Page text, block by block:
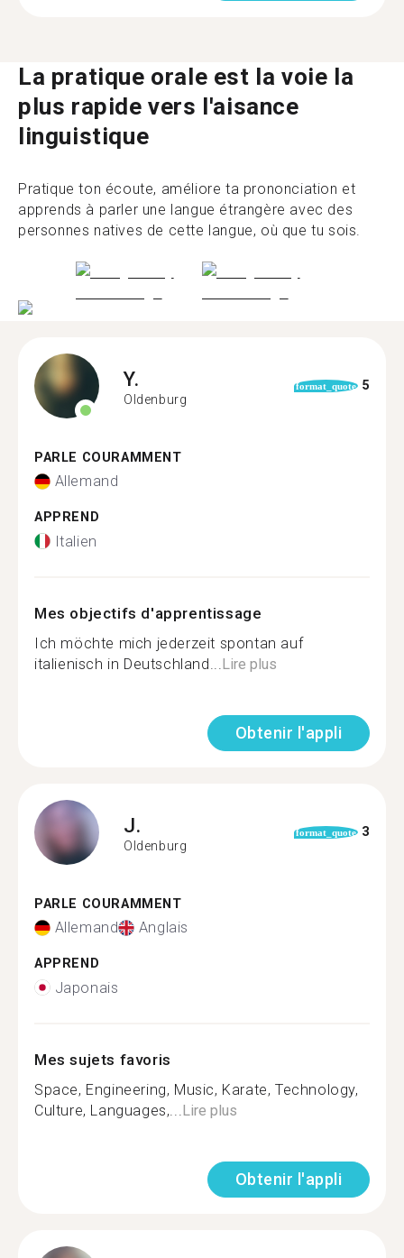
La pratique orale est la voie la
plus rapide vers l'aisance
linguistique
Pratique ton écoute, améliore ta prononciation et
apprends à parler une langue étrangère avec des
personnes natives de cette langue, où que tu sois.
Y.
Oldenburg
format_quote 5
PARLE COURAMMENT
Allemand
APPREND
Italien
Mes objectifs d'apprentissage
Ich möchte mich jederzeit spontan auf
italienisch in Deutschland... Lire plus
Obtenir l'appli
J.
Oldenburg
format_quote 3
PARLE COURAMMENT
Allemand Anglais
APPREND
Japonais
Mes sujets favoris
Space, Engineering, Music, Karate, Technology,
Culture, Languages,... Lire plus
Obtenir l'appli